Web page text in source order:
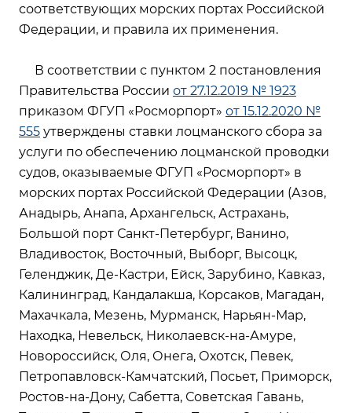
соответствующих морских портах Российской
Федерации, и правила их применения.
В соответствии с пунктом 2 постановления
Правительства России от 27.12.2019 № 1923
приказом ФГУП «Росморпорт» от 15.12.2020 №
555 утверждены ставки лоцманского сбора за
услуги по обеспечению лоцманской проводки
судов, оказываемые ФГУП «Росморпорт» в
морских портах Российской Федерации (Азов,
Анадырь, Анапа, Архангельск, Астрахань,
Большой порт Санкт-Петербург, Ванино,
Владивосток, Восточный, Выборг, Высоцк,
Геленджик, Де-Кастри, Ейск, Зарубино, Кавказ,
Калининград, Кандалакша, Корсаков, Магадан,
Махачкала, Мезень, Мурманск, Нарьян-Мар,
Находка, Невельск, Николаевск-на-Амуре,
Новороссийск, Оля, Онега, Охотск, Певек,
Петропавловск-Камчатский, Посьет, Приморск,
Ростов-на-Дону, Сабетта, Советская Гавань,